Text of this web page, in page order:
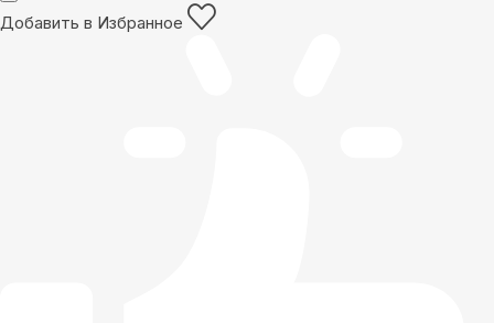
Добавить в Избранное